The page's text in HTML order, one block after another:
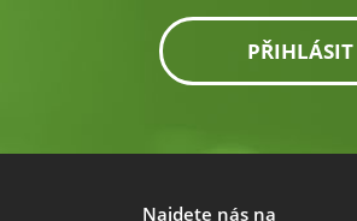
PŘIHLÁSIT
Najdete nás na